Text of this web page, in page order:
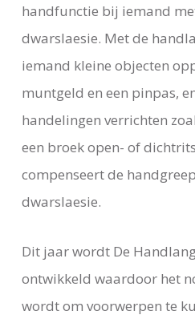
handfunctie bij iemand
dwarslaesie. Met de
iemand kleine objecten
muntgeld en een pinpas,
handelingen verrichten
een broek open- of
compenseert de
dwarslaesie.
Dit jaar wordt De
ontwikkeld waardoor het
wordt om voorwerpen te